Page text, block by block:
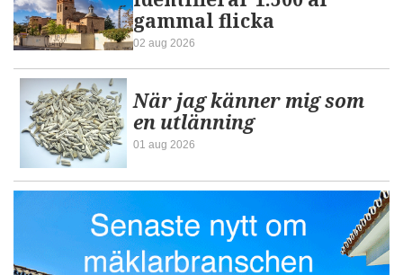
gammal flicka
02 aug 2026
När jag känner mig som
en utlänning
01 aug 2026